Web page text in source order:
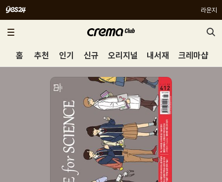
라운지
홈 추천 인기 신규 오리지널 내서재 크레마샵